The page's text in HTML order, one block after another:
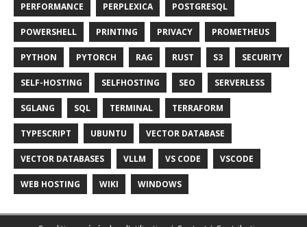
PERFORMANCE PERPLEXICA POSTGRESQL
POWERSHELL PRINTING PRIVACY PROMETHEUS
PYTHON PYTORCH RAG RUST S3 SECURITY
SELF-HOSTING SELFHOSTING SEO SERVERLESS
SGLANG SQL TERMINAL TERRAFORM
TYPESCRIPT UBUNTU VECTOR DATABASE
VECTOR DATABASES VLLM VS CODE VSCODE
WEB HOSTING WIKI WINDOWS